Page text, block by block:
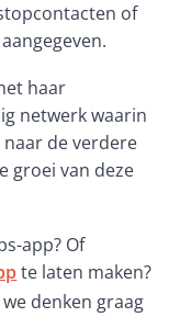
of
haar
netwerk waarin
de verdere
groei van deze
app? Of
te laten maken?
denken graag